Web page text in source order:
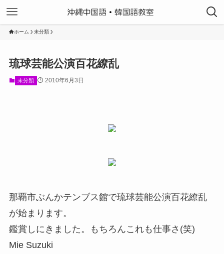
ホーム 未分類
琉球芸能公演百花繚乱
未分類 2010年6月3日
那覇市ぶんかテンブス館で琉球芸能公演百花繚乱
が始まります。
鑑賞しにきました。もちろんこれも仕事さ(笑)
Mie Suzuki